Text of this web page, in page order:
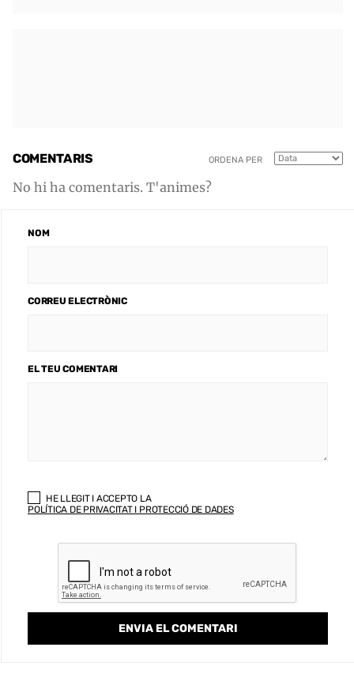
COMENTARIS ORDENA PER
No hi ha comentaris. T'animes?
NOM
CORREU ELECTRÒNIC
EL TEU COMENTARI
HE LLEGIT I ACCEPTO LA
POLÍTICA DE PRIVACITAT I PROTECCIÓ DE DADES